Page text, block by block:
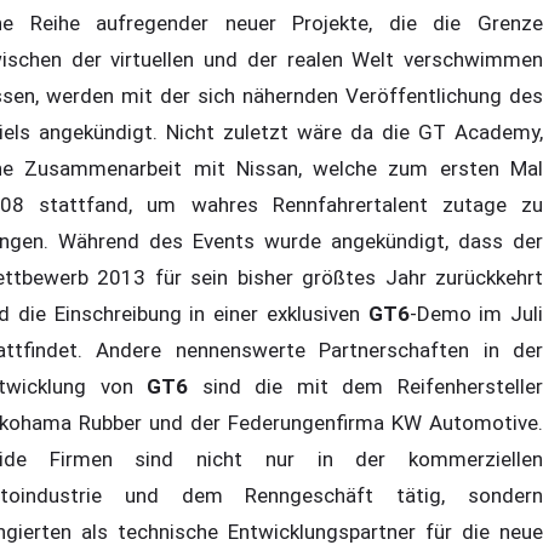
Reihe aufregender neuer Projekte, die die Grenze
der virtuellen und der realen Welt verschwimmen
werden mit der sich nähernden Veröffentlichung des
angekündigt. Nicht zuletzt wäre da die GT Academy,
Zusammenarbeit mit Nissan, welche zum ersten Mal
stattfand, um wahres Rennfahrertalent zutage zu
Während des Events wurde angekündigt, dass der
2013 für sein bisher größtes Jahr zurückkehrt
die Einschreibung in einer exklusiven GT6-Demo im Juli
Andere nennenswerte Partnerschaften in der
von GT6 sind die mit dem Reifenhersteller
Rubber und der Federungenfirma KW Automotive.
Firmen sind nicht nur in der kommerziellen
und dem Renngeschäft tätig, sondern
als technische Entwicklungspartner für die neue